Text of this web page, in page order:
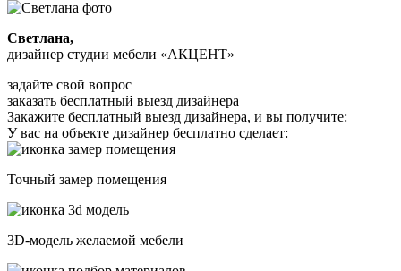
Светлана,
дизайнер студии мебели «АКЦЕНТ»
задайте свой вопрос
заказать бесплатный выезд дизайнера
Закажите бесплатный выезд дизайнера, и вы получите:
У вас на объекте дизайнер бесплатно сделает:
Точный замер помещения
3D-модель желаемой мебели